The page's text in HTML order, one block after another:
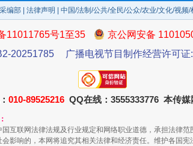
一颗心始终滚烫
编部 法律声明 | 中国/法制/公共/全民/公众/农业/文化/视频
11011765号1至35
京公网安备
20251785
广播电视节目制作经营许可
010-89525216 QQ在线：3555333776 本传媒
互联网法律法规及行业规定和网络职业道德，承担法律
影响的，本网将追究其相关法律和经济责任。维护各国